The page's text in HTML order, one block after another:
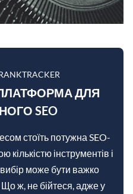
ДЛЯ
SEO
стоїть потужна SEO-
кількістю інструментів і
вибір може бути важко
Що ж, не бійтеся, адже у